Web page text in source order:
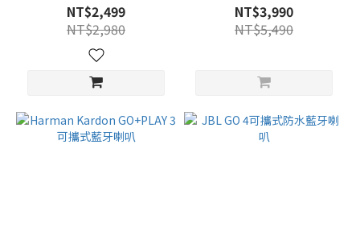
NT$2,499
NT$2,980
NT$3,990
NT$5,490